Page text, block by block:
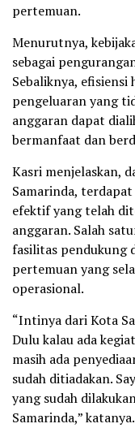
pertemuan.
Menurutnya,
sebagai
Sebaliknya,
pengeluaran yang
anggaran dapat
bermanfaat dan
Kasri menjelaskan,
Samarinda,
efektif yang telah
anggaran. Salah
fasilitas pendukung
pertemuan yang
operasional.
“Intinya dari Kota
Dulu kalau ada
masih ada
sudah ditiadakan.
yang sudah
Samarinda,” katanya.